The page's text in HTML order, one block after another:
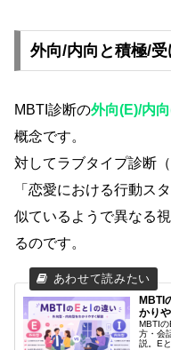
外向/内向と積極/
MBTI診断の外向(E)/内
概念です。
対してラブタイプ診断
「恋愛における行動ス
似ているようで異なる
るのです。
MBTI
かり
MBTI
方・会
説。E